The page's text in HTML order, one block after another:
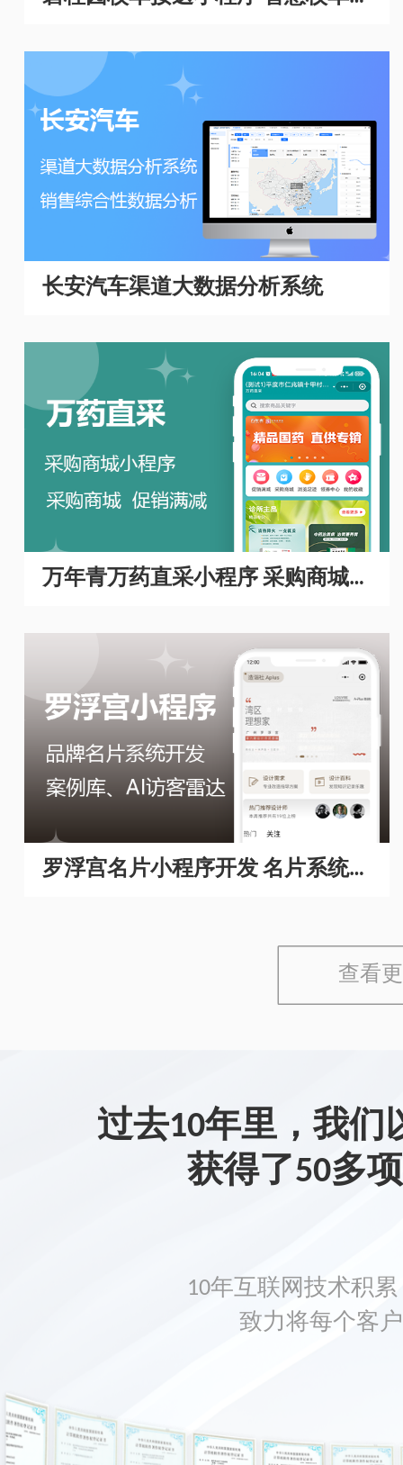
理系统
长安汽车渠道大数据分析系统
万年青万药直采小程序 采购商城A
PP开发
罗浮宫名片小程序开发 名片系统开
查看
过去10年里，我们
获得了50多
10年互联网技术积
致力将每个客